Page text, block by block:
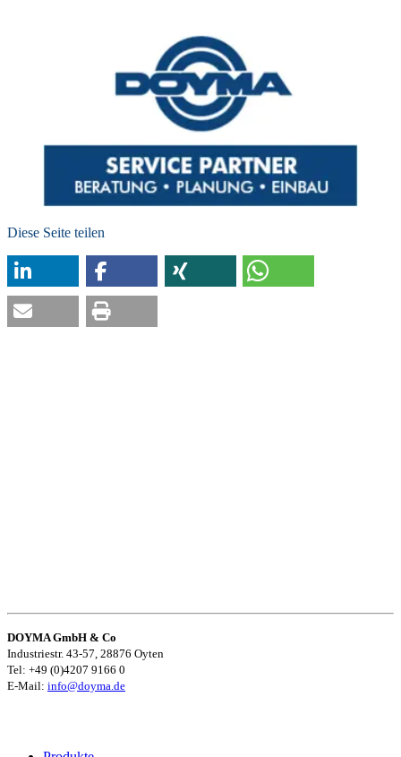
Diese Seite teilen
DOYMA GmbH & Co
Industriestr. 43-57, 28876 Oyten
Tel: +49 (0)4207 9166 0
E-Mail: info@doyma.de